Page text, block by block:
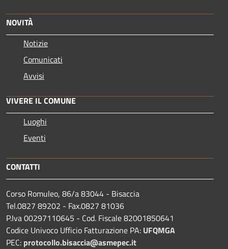
NOVITÀ
Notizie
Comunicati
Avvisi
VIVERE IL COMUNE
Luoghi
Eventi
CONTATTI
Corso Romuleo, 86/a 83044 - Bisaccia
Tel.0827 89202 - Fax.0827 81036
P.Iva 00297110645 - Cod. Fiscale 82001850641
Codice Univoco Ufficio Fatturazione PA: UFQMGA
PEC: protocollo.bisaccia@asmepec.it